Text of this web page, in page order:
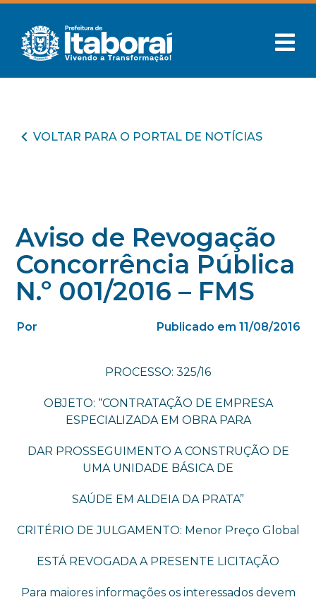
VOLTAR PARA O PORTAL DE NOTÍCIAS
Aviso de Revogação
Concorrência Pública
N.º 001/2016 – FMS
Por Publicado em 11/08/2016
PROCESSO: 325/16
OBJETO: “CONTRATAÇÃO DE EMPRESA
ESPECIALIZADA EM OBRA PARA
DAR PROSSEGUIMENTO A CONSTRUÇÃO DE
UMA UNIDADE BÁSICA DE
SAÚDE EM ALDEIA DA PRATA”
CRITÉRIO DE JULGAMENTO: Menor Preço Global
ESTÁ REVOGADA A PRESENTE LICITAÇÃO
Para maiores informações os interessados devem